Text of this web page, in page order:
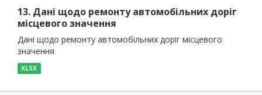
13. Дані щодо ремонту автомобільних доріг
місцевого значення
Дані щодо ремонту автомобільних доріг місцевого
значення
XLSX